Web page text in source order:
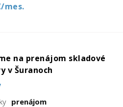
mes.
na prenájom skladové
v Šuranoch
prenájom